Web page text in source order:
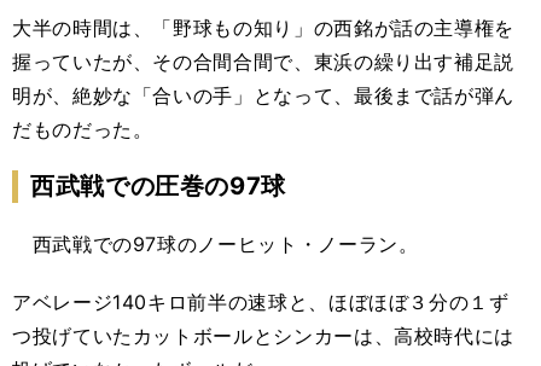
大半の時間は、「野球もの知り」の西銘が話の主導権を
握っていたが、その合間合間で、東浜の繰り出す補足説
明が、絶妙な「合いの手」となって、最後まで話が弾ん
だものだった。
西武戦での圧巻の97球
西武戦での97球のノーヒット・ノーラン。
アベレージ140キロ前半の速球と、ほぼほぼ３分の１ず
つ投げていたカットボールとシンカーは、高校時代には